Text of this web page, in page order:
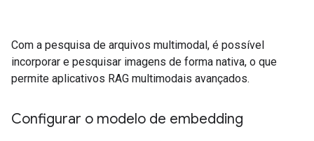
Com a pesquisa de arquivos multimodal, é possível
incorporar e pesquisar imagens de forma nativa, o que
permite aplicativos RAG multimodais avançados.
Configurar o modelo de embedding